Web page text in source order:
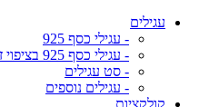
עגילים
- עגילי כסף 925
- עגילי כסף 925 בציפוי זהב מיקרוני
- סט עגילים
- עגילים נוספים
קולקציות